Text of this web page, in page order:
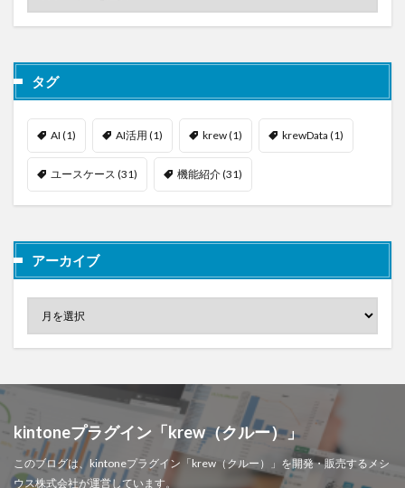
タグ
AI (1) AI活用 (1) krew(1) krewData (1)
ユースケース (31) 機能紹介(31)
アーカイブ
kintoneプラグイン「krew（クルー）」
このブログは、kintoneプラグイン「krew（クルー）」を開発・販売するメシ
ウス株式会社が運営しています。